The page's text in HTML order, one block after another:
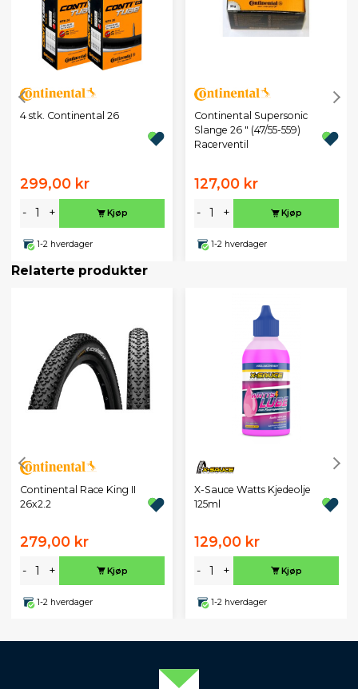
4 stk. Continental 26
299,00 kr
- + Kjøp
1-2 hverdager
Continental Supersonic
Slange 26 " (47/55-559)
Racerventil
127,00 kr
- + Kjøp
1-2 hverdager
Relaterte produkter
Continental Race King II
26x2.2
279,00 kr
- + Kjøp
1-2 hverdager
X-Sauce Watts Kjedeolje
125ml
129,00 kr
- + Kjøp
1-2 hverdager